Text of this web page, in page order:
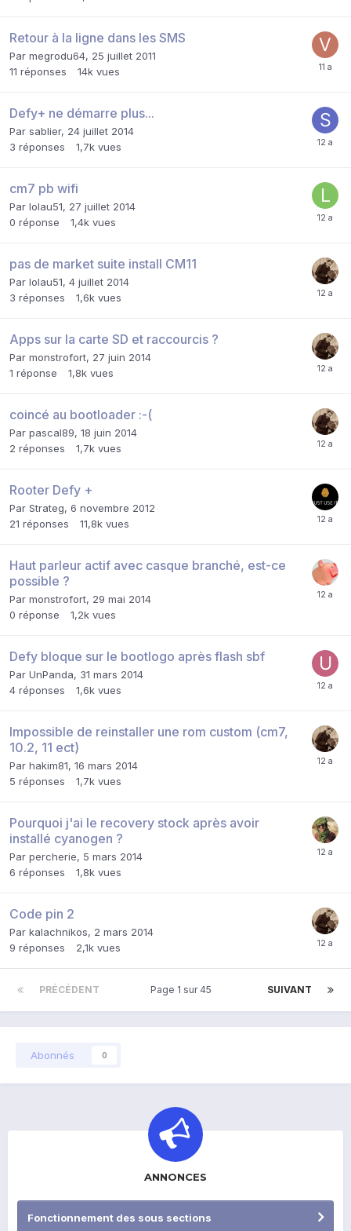
Retour à la ligne dans les SMS
Par megrodu64, 25 juillet 2011
11 réponses 14k vues
Defy+ ne démarre plus...
Par sablier, 24 juillet 2014
3 réponses 1,7k vues
cm7 pb wifi
Par lolau51, 27 juillet 2014
0 réponse 1,4k vues
pas de market suite install CM11
Par lolau51, 4 juillet 2014
3 réponses 1,6k vues
Apps sur la carte SD et raccourcis ?
Par monstrofort, 27 juin 2014
1 réponse 1,8k vues
coincé au bootloader :-(
Par pascal89, 18 juin 2014
2 réponses 1,7k vues
Rooter Defy +
Par Strateg, 6 novembre 2012
21 réponses 11,8k vues
Haut parleur actif avec casque branché, est-ce
possible ?
Par monstrofort, 29 mai 2014
0 réponse 1,2k vues
Defy bloque sur le bootlogo après flash sbf
Par UnPanda, 31 mars 2014
4 réponses 1,6k vues
Impossible de reinstaller une rom custom (cm7,
10.2, 11 ect)
Par hakim81, 16 mars 2014
5 réponses 1,7k vues
Pourquoi j'ai le recovery stock après avoir
installé cyanogen ?
Par percherie, 5 mars 2014
6 réponses 1,8k vues
Code pin 2
Par kalachnikos, 2 mars 2014
9 réponses 2,1k vues
PRÉCÉDENT SUIVANT
Page 1 sur 45
Abonnés 0
ANNONCES
Fonctionnement des sous sections